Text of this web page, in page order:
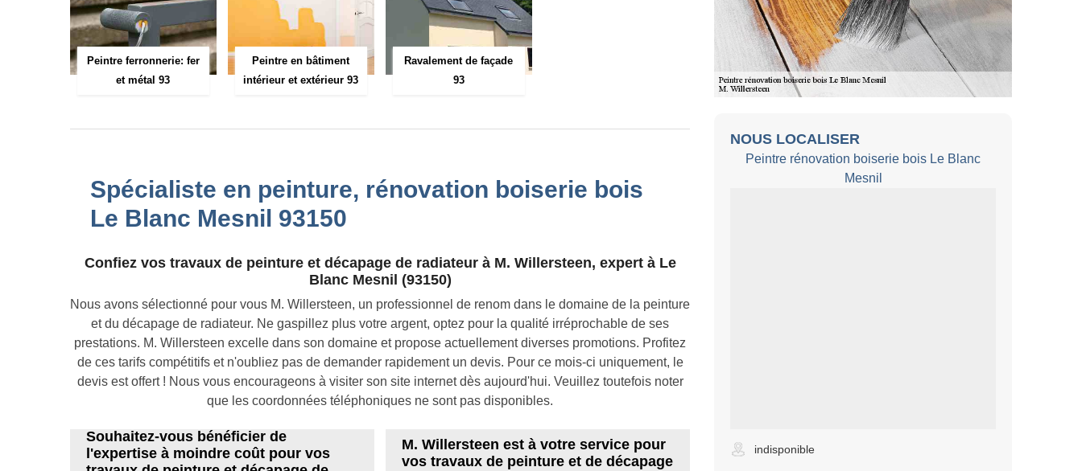
Peintre ferronnerie: fer
et métal 93
Peintre en bâtiment
intérieur et extérieur 93
Ravalement de façade
93
Spécialiste en peinture, rénovation boiserie bois
Le Blanc Mesnil 93150
Confiez vos travaux de peinture et décapage de radiateur à M. Willersteen, expert à Le
Blanc Mesnil (93150)
Nous avons sélectionné pour vous M. Willersteen, un professionnel de renom dans le domaine de la peinture
et du décapage de radiateur. Ne gaspillez plus votre argent, optez pour la qualité irréprochable de ses
prestations. M. Willersteen excelle dans son domaine et propose actuellement diverses promotions. Profitez
de ces tarifs compétitifs et n'oubliez pas de demander rapidement un devis. Pour ce mois-ci uniquement, le
devis est offert ! Nous vous encourageons à visiter son site internet dès aujourd'hui. Veuillez toutefois noter
que les coordonnées téléphoniques ne sont pas disponibles.
Souhaitez-vous bénéficier de
l'expertise à moindre coût pour vos
M. Willersteen est à votre service pour
vos travaux de peinture et de décapage
NOUS LOCALISER
Peintre rénovation boiserie bois Le Blanc
Mesnil
indisponible